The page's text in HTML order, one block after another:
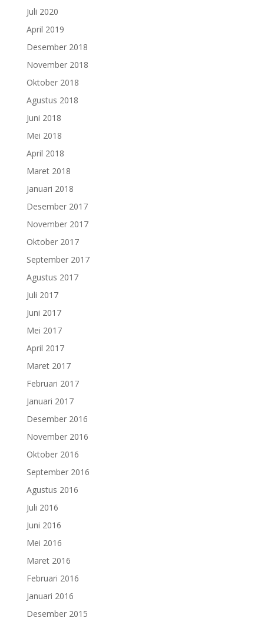
Juli 2020
April 2019
Desember 2018
November 2018
Oktober 2018
Agustus 2018
Juni 2018
Mei 2018
April 2018
Maret 2018
Januari 2018
Desember 2017
November 2017
Oktober 2017
September 2017
Agustus 2017
Juli 2017
Juni 2017
Mei 2017
April 2017
Maret 2017
Februari 2017
Januari 2017
Desember 2016
November 2016
Oktober 2016
September 2016
Agustus 2016
Juli 2016
Juni 2016
Mei 2016
Maret 2016
Februari 2016
Januari 2016
Desember 2015